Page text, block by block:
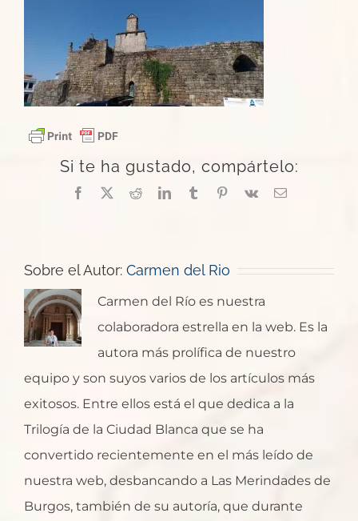
Si te ha gustado, compártelo:
Facebook
X RedditLinkedInTumblrPinterest
Vk
Correo
Sobre el Autor: Carmen del Rio
Carmen del Río es nuestra
colaboradora estrella en la web. Es la
autora más prolífica de nuestro
equipo y son suyos varios de los artículos más
exitosos. Entre ellos está el que dedica a la
Trilogía de la Ciudad Blanca que se ha
convertido recientemente en el más leído de
nuestra web, desbancando a Las Merindades de
Burgos, también de su autoría, que durante